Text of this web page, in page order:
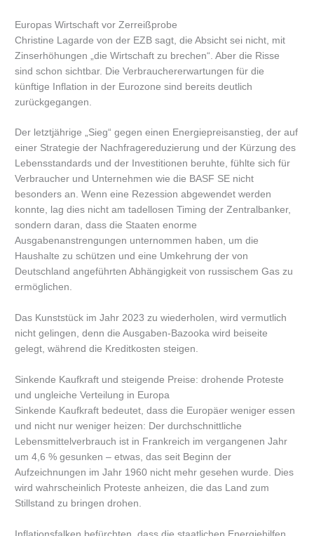
Europas Wirtschaft vor Zerreißprobe
Christine Lagarde von der EZB sagt, die Absicht sei nicht, mit
Zinserhöhungen „die Wirtschaft zu brechen“. Aber die Risse
sind schon sichtbar. Die Verbrauchererwartungen für die
künftige Inflation in der Eurozone sind bereits deutlich
zurückgegangen.
Der letztjährige „Sieg“ gegen einen Energiepreisanstieg, der auf
einer Strategie der Nachfragereduzierung und der Kürzung des
Lebensstandards und der Investitionen beruhte, fühlte sich für
Verbraucher und Unternehmen wie die BASF SE nicht
besonders an. Wenn eine Rezession abgewendet werden
konnte, lag dies nicht am tadellosen Timing der Zentralbanker,
sondern daran, dass die Staaten enorme
Ausgabenanstrengungen unternommen haben, um die
Haushalte zu schützen und eine Umkehrung der von
Deutschland angeführten Abhängigkeit von russischem Gas zu
ermöglichen.
Das Kunststück im Jahr 2023 zu wiederholen, wird vermutlich
nicht gelingen, denn die Ausgaben-Bazooka wird beiseite
gelegt, während die Kreditkosten steigen.
Sinkende Kaufkraft und steigende Preise: drohende Proteste
und ungleiche Verteilung in Europa
Sinkende Kaufkraft bedeutet, dass die Europäer weniger essen
und nicht nur weniger heizen: Der durchschnittliche
Lebensmittelverbrauch ist in Frankreich im vergangenen Jahr
um 4,6 % gesunken – etwas, das seit Beginn der
Aufzeichnungen im Jahr 1960 nicht mehr gesehen wurde. Dies
wird wahrscheinlich Proteste anheizen, die das Land zum
Stillstand zu bringen drohen.